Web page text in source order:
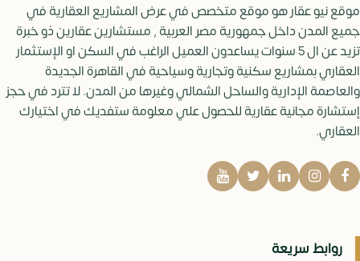
موقع نيو عقار هو موقع متخصص في عرض المشاريع العقارية في
جميع المدن داخل جمهورية مصر العربية , مستشارين عقارين ذو خبرة
تزيد عن ال 5 سنوات يساعدون العميل الراغب في السكن او الإستثمار
العقاري بمشاريع سكنية وتجارية وسياحية في القاهرة الجديدة
والعاصمة الإدارية والساحل الشمالي وغيرها من المدن. لا تترد في حجز
إستشارة مجانية عقارية للحصول علي معلومة ستفديك في اختيارك
العقاري.
روابط سريعة